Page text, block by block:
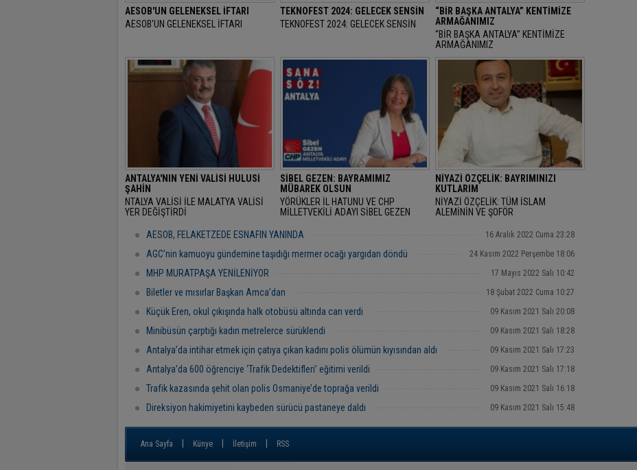
AESOB'UN GELENEKSEL İFTARI
AESOB'UN GELENEKSEL İFTARI
TEKNOFEST 2024: GELECEK SENSİN
TEKNOFEST 2024: GELECEK SENSİN
“BİR BAŞKA ANTALYA” KENTİMİZE
ARMAĞANIMIZ
“BİR BAŞKA ANTALYA” KENTİMİZE
ARMAĞANIMIZ
ANTALYA'NIN YENİ VALİSİ HULUSİ
ŞAHİN
NTALYA VALİSİ İLE MALATYA VALİSİ
YER DEĞİŞTİRDİ
SİBEL GEZEN: BAYRAMIMIZ
MÜBAREK OLSUN
YÖRÜKLER İL HATUNU VE CHP
MİLLETVEKİLİ ADAYI SİBEL GEZEN
"BAŞRAMIMIZ MÜBAREK OLSUN" DEDİ.
NİYAZİ ÖZÇELİK: BAYRIMINIZI
KUTLARIM
NİYAZİ ÖZÇELİK: TÜM İSLAM
ALEMİNİN VE ŞOFÖR
BAYRAMINIZI KUTLARIM
AESOB, FELAKETZEDE ESNAFIN YANINDA 16 Aralık 2022 Cuma 23:28
AGC’nin kamuoyu gündemine taşıdığı mermer ocağı yargıdan döndü 24 Kasım 2022 Perşembe 18:06
MHP MURATPAŞA YENİLENİYOR 17 Mayıs 2022 Salı 10:42
Biletler ve mısırlar Başkan Amca’dan 18 Şubat 2022 Cuma 10:27
Küçük Eren, okul çıkışında halk otobüsü altında can verdi 09 Kasım 2021 Salı 20:08
Minibüsün çarptığı kadın metrelerce sürüklendi 09 Kasım 2021 Salı 18:28
Antalya’da intihar etmek için çatıya çıkan kadını polis ölümün kıyısından aldı 09 Kasım 2021 Salı 17:23
Antalya’da 600 öğrenciye ‘Trafik Dedektifleri’ eğitimi verildi 09 Kasım 2021 Salı 17:18
Trafik kazasında şehit olan polis Osmaniye’de toprağa verildi 09 Kasım 2021 Salı 16:18
Direksiyon hakimiyetini kaybeden sürücü pastaneye daldı 09 Kasım 2021 Salı 15:48
Ana Sayfa Künye İletişim RSS